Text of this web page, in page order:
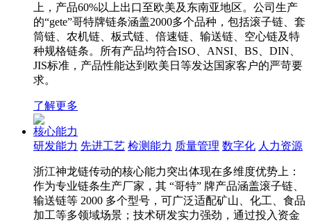
上，产品60%以上出口至欧美及东南亚地区。公司生产
的“gete”哥特牌链条涵盖2000多个品种，包括滚子链、套
筒链、农机链、板式链、倍速链、输送链、空心链及特
种规格链条。所有产品均符合ISO、ANSI、BS、DIN、
JIS标准，产品性能达到欧美日等发达国家客户的严苛要
求。
了解更多
核心能力
研发能力 先进工艺 检测能力 质量管理 数字化 人力资源
浙江神龙链传动的核心能力突出体现在多维度优势上：
作为专业链条生产厂家，其 “哥特” 牌产品涵盖滚子链、
输送链等 2000 多个型号，可广泛适配矿山、化工、食品
加工等多领域场景；技术研发实力强劲，通过投入资金